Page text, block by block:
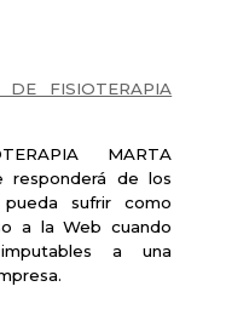
FISIOTERAPIA
MARTA
responderá de los
sufrir como
a la Web cuando
a una